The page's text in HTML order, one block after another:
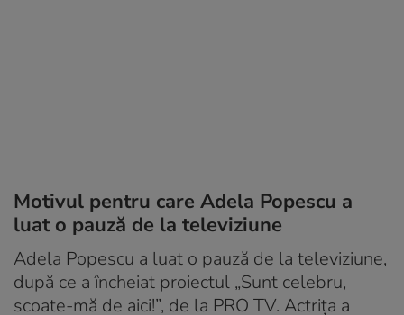
Motivul pentru care Adela Popescu a
luat o pauză de la televiziune
Adela Popescu a luat o pauză de la televiziune,
după ce a încheiat proiectul „Sunt celebru,
scoate-mă de aici!”, de la PRO TV. Actrița a